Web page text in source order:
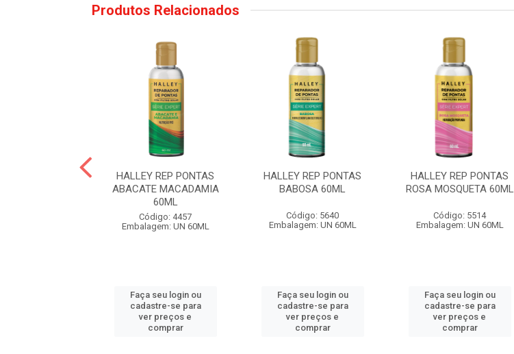
Produtos Relacionados
HALLEY REP PONTAS
ABACATE MACADAMIA
60ML
Código: 4457
Embalagem: UN 60ML
Faça seu login ou
cadastre-se para
ver preços e
comprar
HALLEY REP PONTAS
BABOSA 60ML
Código: 5640
Embalagem: UN 60ML
Faça seu login ou
cadastre-se para
ver preços e
comprar
HALLEY REP PONTAS
ROSA MOSQUETA 60ML
Código: 5514
Embalagem: UN 60ML
Faça seu login ou
cadastre-se para
ver preços e
comprar